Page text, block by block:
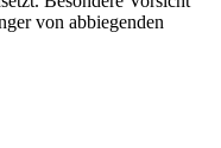
von abbiegenden